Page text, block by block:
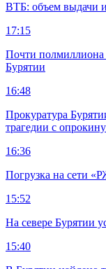
ВТБ: объем выдачи
17:15
Почти полмиллиона
Бурятии
16:48
Прокуратура
трагедии с
16:36
Погрузка на сети
15:52
На севере Бурятии
15:40